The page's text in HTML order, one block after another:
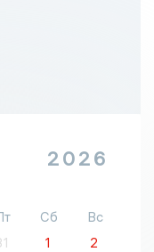
2026
Сб
Вс
1
2